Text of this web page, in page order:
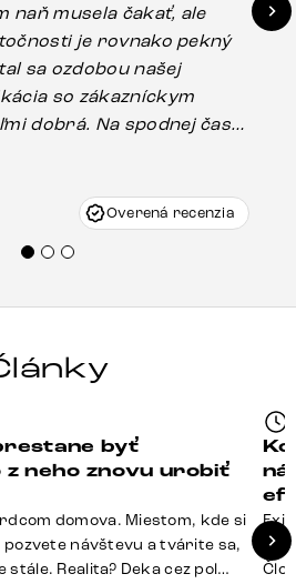
naň musela čakať, ale
je rovnako pekný
sa ozdobou našej
so zákazníckym
dobrá. Na spodnej časti
pravdepodobne
mojej záležitosti pristúpili
produkty Delife
Overená recenzia
byť
neho znovu urobiť
domova. Miestom, kde si
návštevu a tvárite sa,
Realita? Deka cez pol